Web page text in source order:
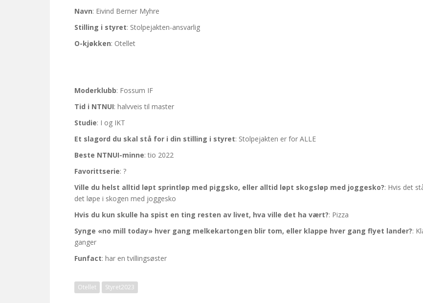
Navn: Eivind Berner Myhre
Stilling i styret: Stolpejakten-ansvarlig
O-kjøkken: Otellet
Moderklubb: Fossum IF
Tid i NTNUI: halvveis til master
Studie: I og IKT
Et slagord du skal stå for i din stilling i styret: Stolpejakten er for ALLE
Beste NTNUI-minne: tio 2022
Favorittserie: ?
Ville du helst alltid løpt sprintløp med piggsko, eller alltid løpt skogsløp med joggesko?: Hvis det
det løpe i skogen med joggesko
Hvis du kun skulle ha spist en ting resten av livet, hva ville det ha vært?: Pizza
Synge «no mill today» hver gang melkekartongen blir tom, eller klappe hver gang flyet lander?:
ganger
Funfact: har en tvillingsøster
Otellet Styret2023